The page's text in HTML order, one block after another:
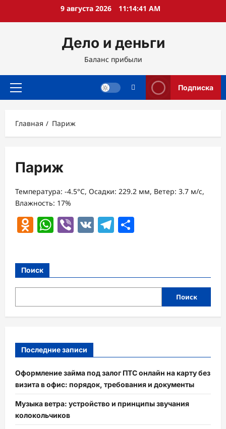
9 августа 2026 11:14:42 AM
Дело и деньги
Баланс прибыли
Основное
Подписка
Главная Париж
Париж
Температура: -4.5°C, Осадки: 229.2 мм, Ветер: 3.7 м/с,
Влажность: 17%
Odnoklassniki
WhatsApp
Viber
VK Telegram
Поиск
Поиск
Последние записи
Оформление займа под залог ПТС онлайн на карту без
визита в офис: порядок, требования и документы
Музыка ветра: устройство и принципы звучания
колокольчиков